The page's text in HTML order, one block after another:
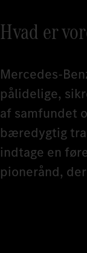
Hvad er
pålidelige,
af samfundet
bæredygtig
indtage en
pionerånd,